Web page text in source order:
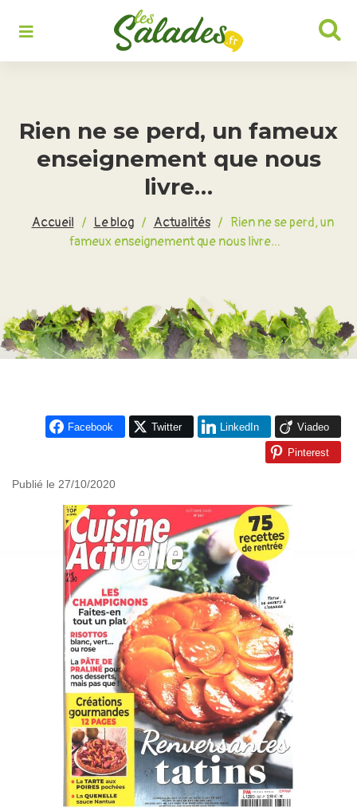
Rien ne se perd, un fameux
enseignement que nous
livre…
Accueil / Le blog / Actualités / Rien ne se perd, un
fameux enseignement que nous livre…
Facebook Twitter LinkedIn Viadeo
Pinterest
Publié le 27/10/2020